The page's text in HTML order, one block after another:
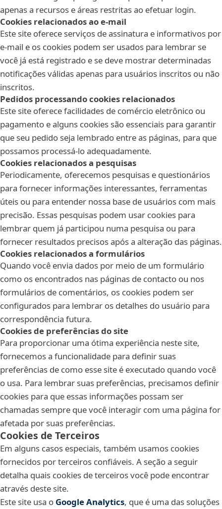
apenas a recursos e áreas restritas ao efetuar login.
Cookies relacionados ao e-mail
Este site oferece serviços de assinatura e informativos por
e-mail e os cookies podem ser usados para lembrar se
você já está registrado e se deve mostrar determinadas
notificações válidas apenas para usuários inscritos ou não
inscritos.
Pedidos processando cookies relacionados
Este site oferece facilidades de comércio eletrônico ou
pagamento e alguns cookies são essenciais para garantir
que seu pedido seja lembrado entre as páginas, para que
possamos processá-lo adequadamente.
Cookies relacionados a pesquisas
Periodicamente, oferecemos pesquisas e questionários
para fornecer informações interessantes, ferramentas
úteis ou para entender nossa base de usuários com mais
precisão. Essas pesquisas podem usar cookies para
lembrar quem já participou numa pesquisa ou para
fornecer resultados precisos após a alteração das páginas.
Cookies relacionados a formulários
Quando você envia dados por meio de um formulário
como os encontrados nas páginas de contacto ou nos
formulários de comentários, os cookies podem ser
configurados para lembrar os detalhes do usuário para
correspondência futura.
Cookies de preferências do site
Para proporcionar uma ótima experiência neste site,
fornecemos a funcionalidade para definir suas
preferências de como esse site é executado quando você
o usa. Para lembrar suas preferências, precisamos definir
cookies para que essas informações possam ser
chamadas sempre que você interagir com uma página for
afetada por suas preferências.
Cookies de Terceiros
Em alguns casos especiais, também usamos cookies
fornecidos por terceiros confiáveis. A seção a seguir
detalha quais cookies de terceiros você pode encontrar
através deste site.
Este site usa o Google Analytics, que é uma das soluções